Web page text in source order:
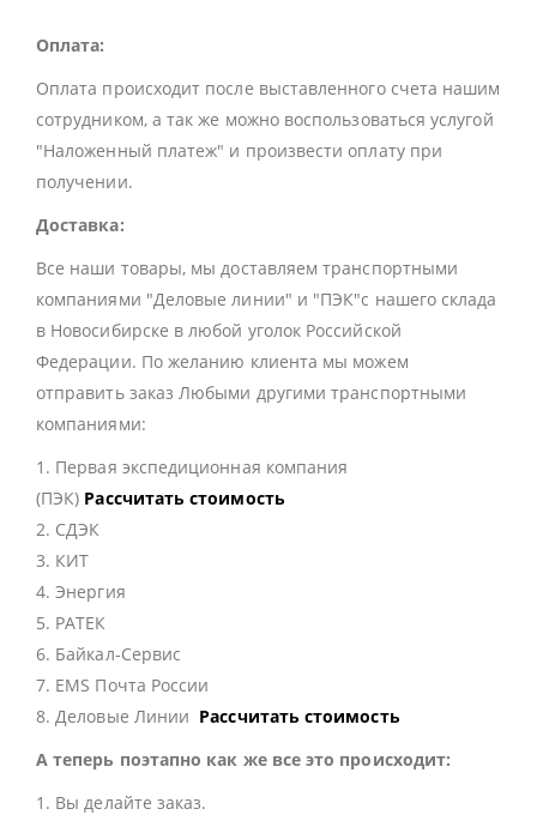
Оплата:
Оплата происходит после выставленного счета нашим
сотрудником, а так же можно воспользоваться услугой
"Наложенный платеж" и произвести оплату при
получении.
Доставка:
Все наши товары, мы доставляем транспортными
компаниями "Деловые линии" и "ПЭК"с нашего склада
в Новосибирске в любой уголок Российской
Федерации. По желанию клиента мы можем
отправить заказ Любыми другими транспортными
компаниями:
1. Первая экспедиционная компания
(ПЭК) Рассчитать стоимость
2. СДЭК
3. КИТ
4. Энергия
5. РАТЕК
6. Байкал-Сервис
7. EMS Почта России
8. Деловые Линии Рассчитать стоимость
А теперь поэтапно как же все это происходит:
1. Вы делайте заказ.